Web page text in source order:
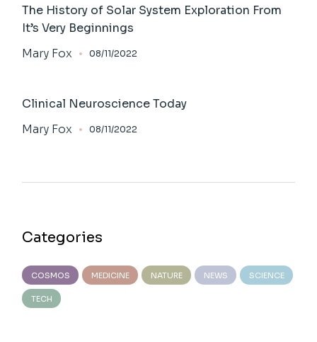
The History of Solar System Exploration From
It’s Very Beginnings
Mary Fox
08/11/2022
Clinical Neuroscience Today
Mary Fox
08/11/2022
Categories
COSMOS MEDICINE NATURE NEWS SCIENCE
TECH